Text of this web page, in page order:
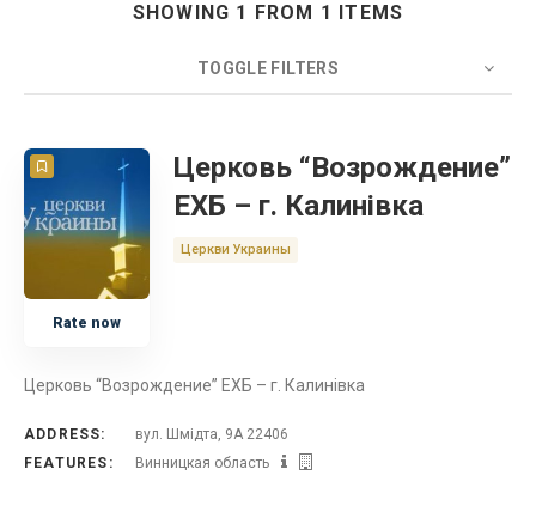
SHOWING 1 FROM 1 ITEMS
TOGGLE FILTERS
COUNT 20
Церковь
Украина
Rate now
Церковь “Возрождение”
ЕХБ – г. Калинівка
Церкви Украины
Церковь “Возрождение” ЕХБ – г. Калинівка
ADDRESS:
вул. Шмідта, 9А 22406
FEATURES:
Винницкая область